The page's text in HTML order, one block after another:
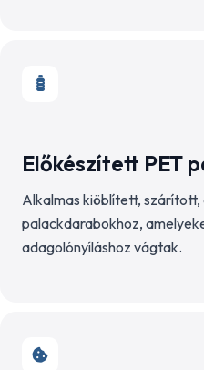
Előkészített PET
Alkalmas kiöblített,
palackdarabokhoz,
adagolónyíláshoz vágtak.